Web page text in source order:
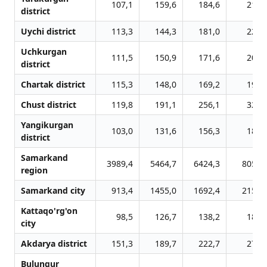
district
107,1 159,6 184,6
Uychi district 113,3 144,3 181,0
Uchkurgan
district
111,5 150,9 171,6
Chartak district 115,3 148,0 169,2
Chust district
119,8 191,1 256,1
Yangikurgan
district
103,0 131,6 156,3
Samarkand
region
3989,4 5464,7 6424,3
Samarkand city 913,4 1455,0 1692,4
Kattaqo'rg'on
city
98,5 126,7 138,2
Akdarya district 151,3 189,7 222,7
Bulungur